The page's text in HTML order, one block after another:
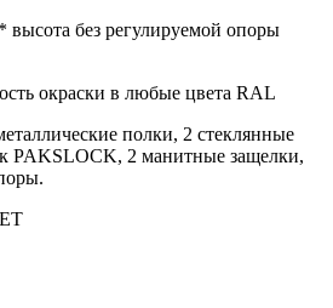
высота без регулируемой опоры
окраски в любые цвета RAL
полки, 2 стеклянные
PAKSLOСK, 2 манитные защелки,